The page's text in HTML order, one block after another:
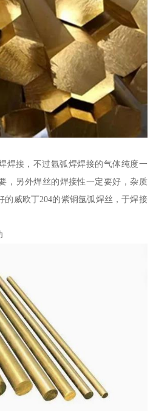
焊接，不过氩弧焊焊接的气体纯度一
，另外焊丝的焊接性一定要好，杂质
的威欧丁204的紫铜氩弧焊丝，于焊接